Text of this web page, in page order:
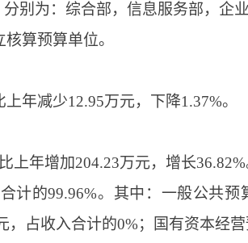
别为：综合部，信息服务部，企业
算预算单位。
年减少12.95万元，下降1.37%。
上年增加204.23万元，增长36.82%
计的99.96%。其中：一般公共
占收入合计的0%；国有资本经